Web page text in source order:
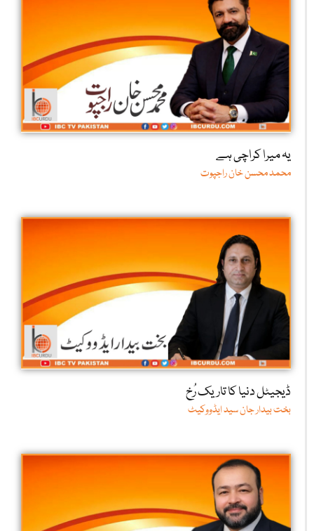
یہ میرا کراچی ہے
محمد محسن خان راجپوت
ڈیجیٹل دنیا کا تاریک رُخ
بخت بیدار جان سید ایڈووکیٹ